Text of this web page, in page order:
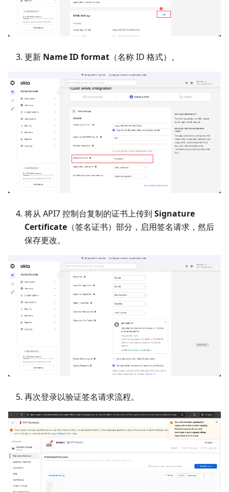
更新 Name ID format （名称 ID 格式）。
将从 API7 控制台复制的证书上传到 Signature
Certificate （签名证书）部分，启用签名请求，然后
保存更改。
再次登录以验证签名请求流程。